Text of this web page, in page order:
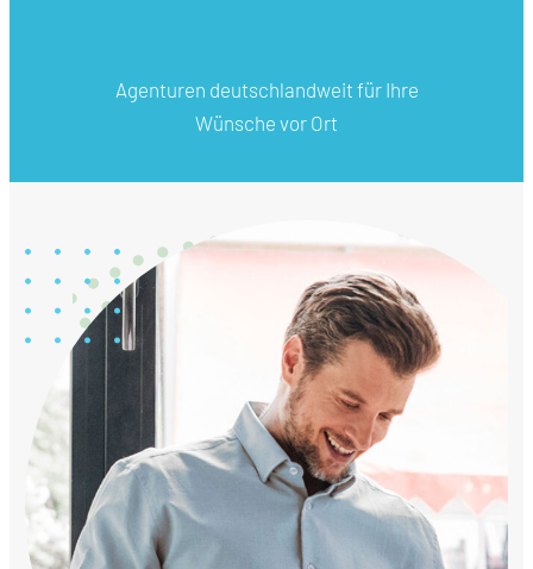
Agenturen deutschlandweit für Ihre
Wünsche vor Ort